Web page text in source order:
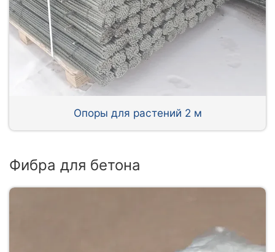
Опоры для растений 2 м
Фибра для бетона